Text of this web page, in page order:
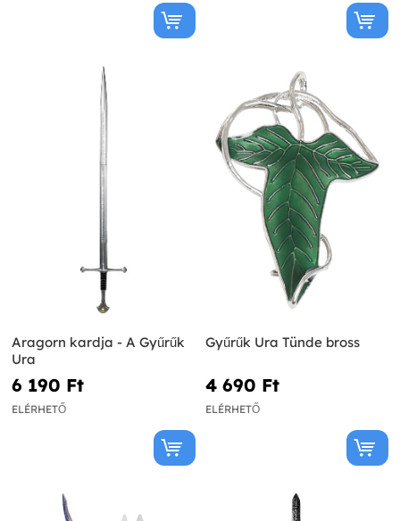
Aragorn kardja - A Gyűrűk
Ura
6 190 Ft‎
ELÉRHETŐ
Gyűrűk Ura Tünde bross
4 690 Ft‎
ELÉRHETŐ